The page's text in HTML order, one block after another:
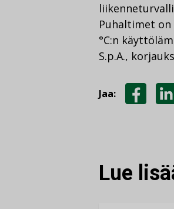
Puhaltimet
°C:n
S.p.A.,
Jaa:
Lue